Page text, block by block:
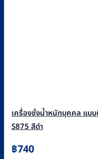
เครื่องชั่งน้ำหนักบุคคล แบ
S875 สีดำ
฿740